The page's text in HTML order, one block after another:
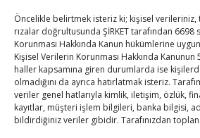
Öncelikle belirtmek isteriz ki; kişisel verileriniz,
rızalar doğrultusunda ŞİRKET tarafından 6698
Korunması Hakkında Kanun hükümlerine
Kişisel Verilerin Korunması Hakkında
haller kapsamına giren durumlarda ise
olmadığını da ayrıca hatırlatmak isteriz.
veriler genel hatlarıyla kimlik, iletişim, özlük,
kayıtlar, müşteri işlem bilgileri, banka bilgisi,
bildirdiğiniz veriler gibidir. Tarafınızdan
Hisarcıklıoğlu Muğla İl/İlçe Oda /
ile buluştu
ByTUTSOon Ağu 2, 2026
Ağustos 2026
P
S Ç P C